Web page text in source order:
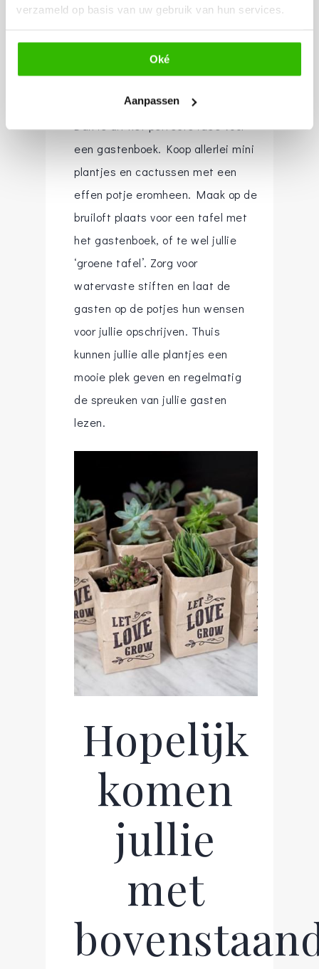
verzameld op basis van uw gebruik van hun services.
Oké
Aanpassen
5. Een
plantenverzameling als
gastenboek
Groene vingers en dol op planten?
Dan is dit het perfecte idee voor
een gastenboek. Koop allerlei mini
plantjes en cactussen met een
effen potje eromheen. Maak op de
bruiloft plaats voor een tafel met
het gastenboek, of te wel jullie
‘groene tafel’. Zorg voor
watervaste stiften en laat de
gasten op de potjes hun wensen
voor jullie opschrijven. Thuis
kunnen jullie alle plantjes een
mooie plek geven en regelmatig
de spreuken van jullie gasten
lezen.
Hopelijk
komen
jullie
met